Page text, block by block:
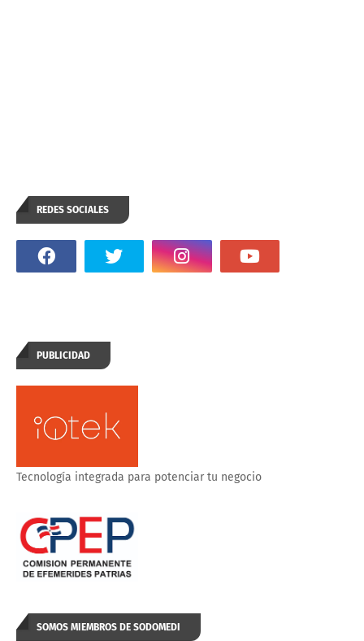
REDES SOCIALES
PUBLICIDAD
Tecnología integrada para potenciar tu negocio
SOMOS MIEMBROS DE SODOMEDI